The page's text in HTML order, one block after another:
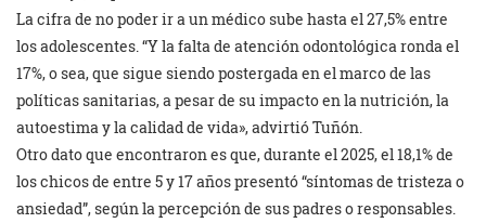
La cifra de no poder ir a un médico sube hasta el 27,5% entre
los adolescentes. “Y la falta de atención odontológica ronda el
17%, o sea, que sigue siendo postergada en el marco de las
políticas sanitarias, a pesar de su impacto en la nutrición, la
autoestima y la calidad de vida», advirtió Tuñón.
Otro dato que encontraron es que, durante el 2025, el 18,1% de
los chicos de entre 5 y 17 años presentó “síntomas de tristeza o
ansiedad”, según la percepción de sus padres o responsables.